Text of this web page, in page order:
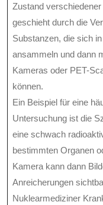
Zustand
geschieht durch die
Substanzen, die sich
ansammeln und dann
Kameras oder PET-
können.
Ein Beispiel für eine
Untersuchung ist die
eine schwach
bestimmten Organen
Kamera kann dann
Anreicherungen
Nuklearmediziner